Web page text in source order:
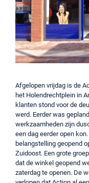
Afgelopen vrijdag is de
het Holendrechtplein in
klanten stond voor de
werd. Eerder was
werkzaamheden zijn
een dag eerder open
belangstelling geopend
Zuidoost. Een grote
dat de winkel geopend
zaterdag te openen. De